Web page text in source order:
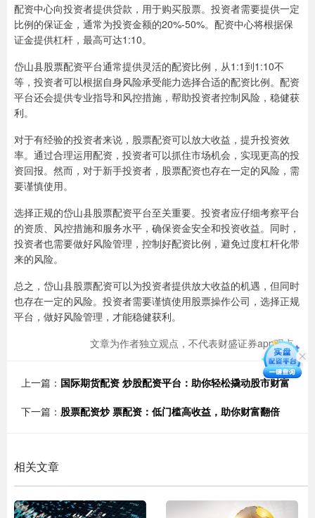
配资中心向投资者提供贷款，用于购买股票。投资者需要提供一定
比例的保证金，通常为投资金额的20%-50%。配资中心将根据保
证金提供杠杆，最高可达1:10。
岱山县股票配资平台通常提供灵活的配资比例，从1:1到1:10不
等，投资者可以根据自身风险承受能力选择合适的配资比例。配资
平台还会提供专业指导和风控措施，帮助投资者控制风险，稳健获
利。
对于有经验的投资者来说，股票配资可以放大收益，提升投资效
率。通过合理运用配资，投资者可以抓住市场机会，实现更高的投
资回报。然而，对于新手投资者，股票配资也存在一定的风险，需
要谨慎使用。
选择正规的岱山县股票配资平台至关重要。投资者应仔细考察平台
的资质、风控措施和服务水平，确保资金安全和投资收益。同时，
投资者也需要做好风险管理，控制好配资比例，避免过度杠杆化带
来的风险。
总之，岱山县股票配资可以为投资者提供放大收益的机遇，但同时
也存在一定的风险。投资者需要谨慎使用股票操作公司，选择正规
平台，做好风险管理，才能稳健获利。
文章为作者独立观点，不代表财盛证券app观点
上一篇： 国际期货配资 炒股配资平台：助你轻松撬动股市财富
下一篇： 股票配资炒 票配资：低门槛高收益，助你财富翻倍
相关文章